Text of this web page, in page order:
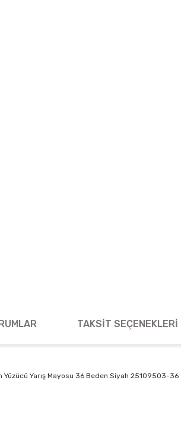
TAKSIT SEÇENEKLERI
Yüzücü Yarış Mayosu 36 Beden Siyah 25109503-36